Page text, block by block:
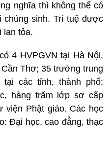
nghĩa thì không thể có
sinh. Trí tuệ được
lan tỏa.
4 HVPGVN tại Hà Nội,
Thơ; 35 trường trung
các tỉnh, thành phố;
hàng trăm lớp sơ cấp
viện Phật giáo. Các học
Đại học, cao đẳng, thạc